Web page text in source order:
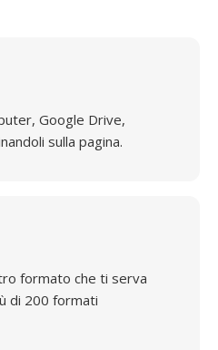
Google Drive,
sulla pagina.
formato che ti serva
di 200 formati